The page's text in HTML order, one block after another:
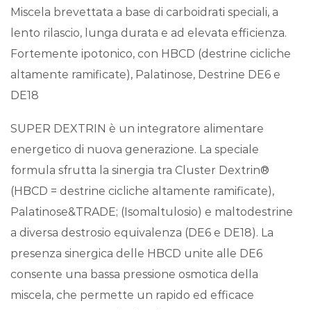
Miscela brevettata a base di carboidrati speciali, a
lento rilascio, lunga durata e ad elevata efficienza.
Fortemente ipotonico, con HBCD (destrine cicliche
altamente ramificate), Palatinose, Destrine DE6 e
DE18
SUPER DEXTRIN è un integratore alimentare
energetico di nuova generazione. La speciale
formula sfrutta la sinergia tra Cluster Dextrin®
(HBCD = destrine cicliche altamente ramificate),
Palatinose&TRADE; (Isomaltulosio) e maltodestrine
a diversa destrosio equivalenza (DE6 e DE18). La
presenza sinergica delle HBCD unite alle DE6
consente una bassa pressione osmotica della
miscela, che permette un rapido ed efficace